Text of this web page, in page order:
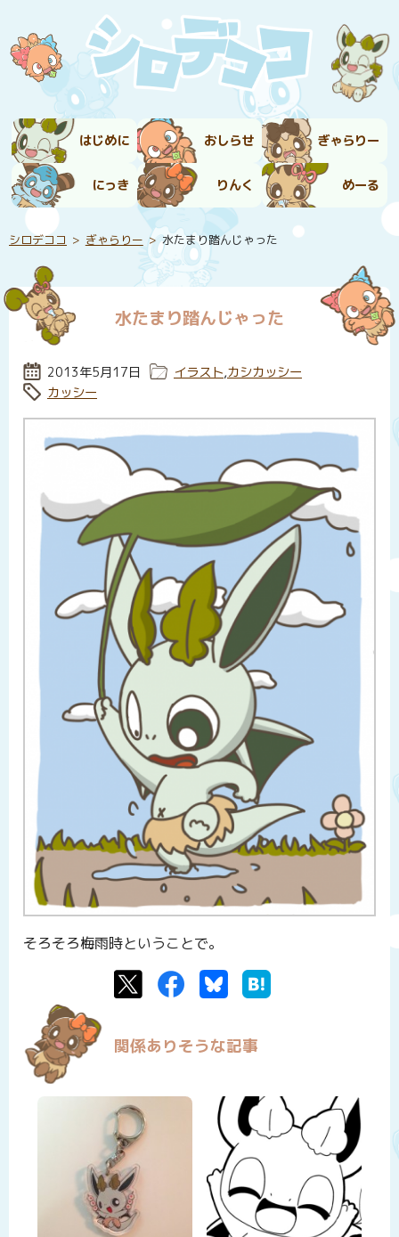
はじめに おしらせ ぎゃらりー
にっき りんく めーる
シロデココ ぎゃらりー 水たまり踏んじゃった
水たまり踏んじゃった
投稿日:
2013年5月17日 カテゴリー:
イラスト,カシカッシー
タグ:
カッシー
そろそろ梅雨時ということで。
TwitterFacebookBluesky
関係ありそうな記事